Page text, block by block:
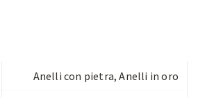
Anelli con pietra,Anelli in oro